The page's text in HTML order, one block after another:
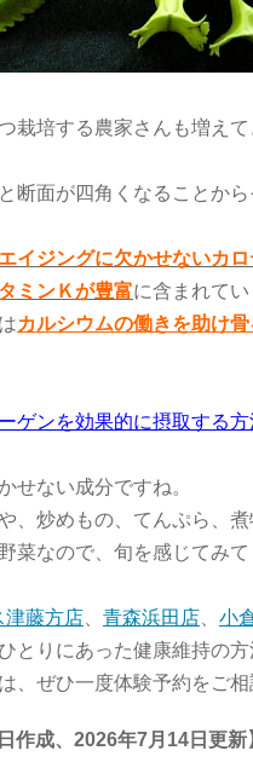
栽培する農家さんも増え
断面が四角くなることか
イジングに欠かせないカ
ミンＫが豊富に含まれてい
カルシウムの働きを助け
ゲンを効果的に摂取する
せない成分ですね。
、炒めもの、てんぷら、煮
菜なので、旬を感じてみて
津藤方店 青森浜田店 小
とりにあった健康維持の
、ぜひ一度体験予約をご相
作成、2026年7月14 日更新